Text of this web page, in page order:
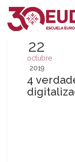
22
octubre
2019
4